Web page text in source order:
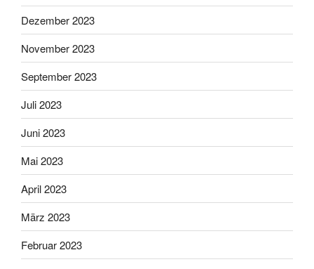
Dezember 2023
November 2023
September 2023
Juli 2023
Juni 2023
Mai 2023
April 2023
März 2023
Februar 2023